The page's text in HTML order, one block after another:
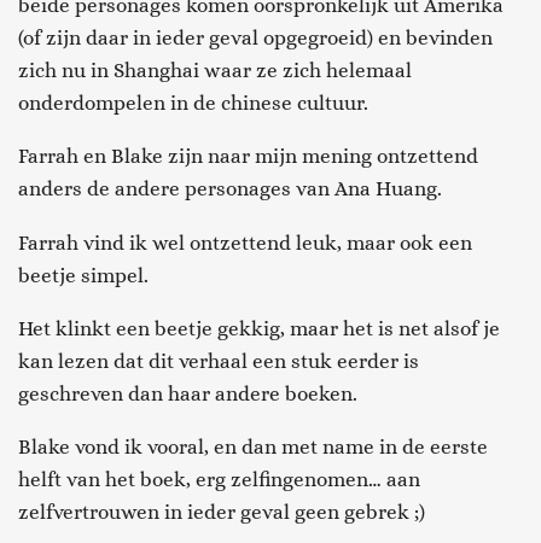
(of zijn daar in ieder geval opgegroeid) en bevinden
zich nu in Shanghai waar ze zich helemaal
onderdompelen in de chinese cultuur.
Farrah en Blake zijn naar mijn mening ontzettend
anders de andere personages van Ana Huang.
Farrah vind ik wel ontzettend leuk, maar ook een
beetje simpel.
Het klinkt een beetje gekkig, maar het is net alsof je
kan lezen dat dit verhaal een stuk eerder is
geschreven dan haar andere boeken.
Blake vond ik vooral, en dan met name in de eerste
helft van het boek, erg zelfingenomen… aan
zelfvertrouwen in ieder geval geen gebrek ;)